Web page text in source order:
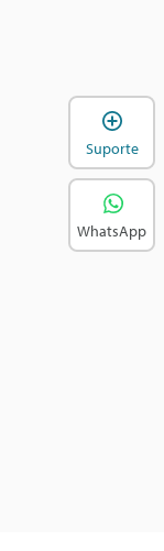
Suporte
WhatsApp